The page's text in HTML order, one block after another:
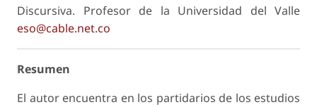
Discursiva. Profesor de la Universidad del Valle
eso@cable.net.co
Resumen
El autor encuentra en los partidarios de los estudios